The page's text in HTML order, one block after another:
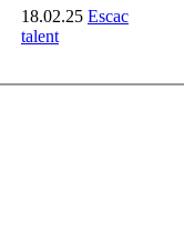
18.02.25 Escac
talent